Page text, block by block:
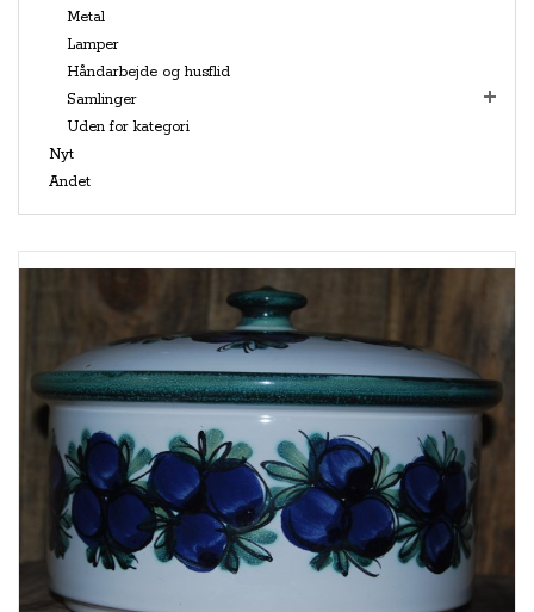
Metal
Lamper
Håndarbejde og husflid
Samlinger
Uden for kategori
Nyt
Andet